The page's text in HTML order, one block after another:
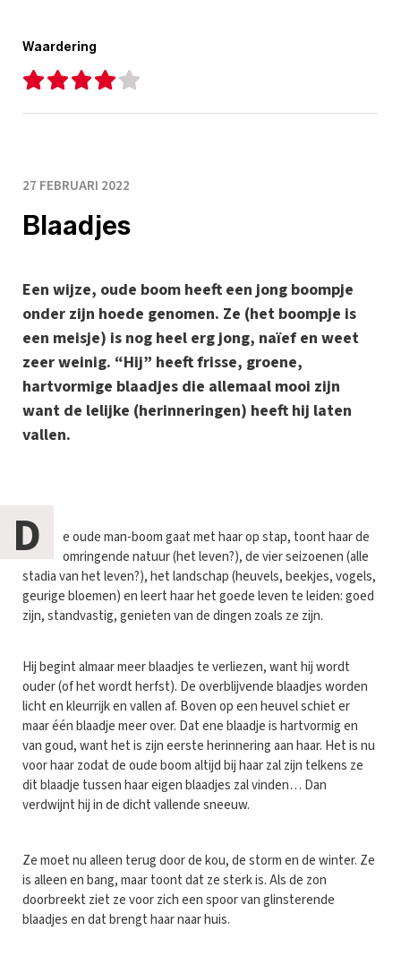
Waardering
27 FEBRUARI 2022
Blaadjes
Een wijze, oude boom heeft een jong boompje
onder zijn hoede genomen. Ze (het boompje is
een meisje) is nog heel erg jong, naïef en weet
zeer weinig. “Hij” heeft frisse, groene,
hartvormige blaadjes die allemaal mooi zijn
want de lelijke (herinneringen) heeft hij laten
vallen.
D
e oude man-boom gaat met haar op stap, toont haar de
omringende natuur (het leven?), de vier seizoenen (alle
stadia van het leven?), het landschap (heuvels, beekjes, vogels,
geurige bloemen) en leert haar het goede leven te leiden: goed
zijn, standvastig, genieten van de dingen zoals ze zijn.
Hij begint almaar meer blaadjes te verliezen, want hij wordt
ouder (of het wordt herfst). De overblijvende blaadjes worden
licht en kleurrijk en vallen af. Boven op een heuvel schiet er
maar één blaadje meer over. Dat ene blaadje is hartvormig en
van goud, want het is zijn eerste herinnering aan haar. Het is nu
voor haar zodat de oude boom altijd bij haar zal zijn telkens ze
dit blaadje tussen haar eigen blaadjes zal vinden… Dan
verdwijnt hij in de dicht vallende sneeuw.
Ze moet nu alleen terug door de kou, de storm en de winter. Ze
is alleen en bang, maar toont dat ze sterk is. Als de zon
doorbreekt ziet ze voor zich een spoor van glinsterende
blaadjes en dat brengt haar naar huis.